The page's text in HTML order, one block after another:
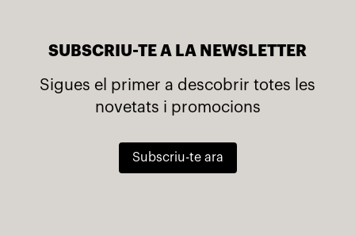
SUBSCRIU-TE A LA NEWSLETTER
Sigues el primer a descobrir totes les
novetats i promocions
Subscriu-te ara